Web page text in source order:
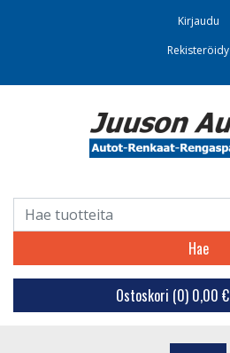
Kirjaudu
Rekisteröidy
Hae
Ostoskori (0) 0,00 €